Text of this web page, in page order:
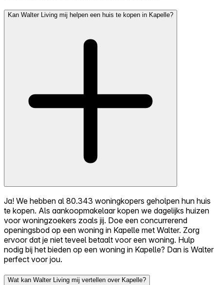
Kan Walter Living mij helpen een huis te kopen in Kapelle?
Ja! We hebben al 80.343 woningkopers geholpen hun huis
te kopen. Als aankoopmakelaar kopen we dagelijks huizen
voor woningzoekers zoals jij. Doe een concurrerend
openingsbod op een woning in Kapelle met Walter. Zorg
ervoor dat je niet teveel betaalt voor een woning. Hulp
nodig bij het bieden op een woning in Kapelle? Dan is Walter
perfect voor jou.
Wat kan Walter Living mij vertellen over Kapelle?